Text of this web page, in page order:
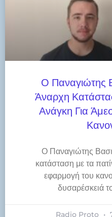
Ο Παναγιώτης
Άναρχη
Ανάγκη Για
Ο Παναγιώτης
κατάσταση με τα
εφαρμογή του
δυσαρέσκειά
Radio Proto